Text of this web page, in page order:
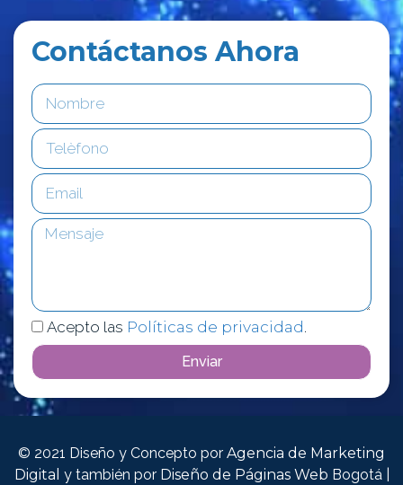
Contáctanos Ahora
Acepto las Políticas de privacidad.
Enviar
© 2021 Diseño y Concepto por Agencia de Marketing
Digital y también por Diseño de Páginas Web Bogotá |